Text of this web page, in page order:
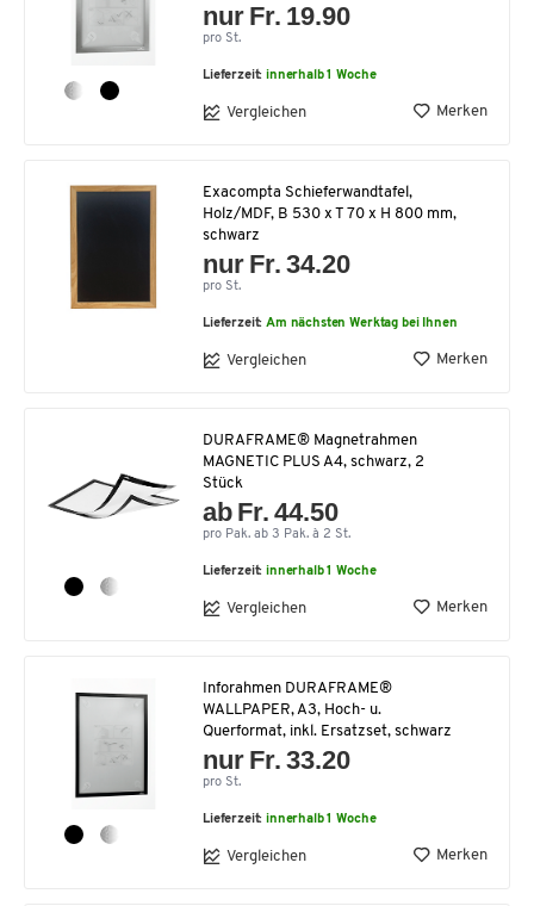
nur Fr. 19.90
pro St.
Lieferzeit:innerhalb 1 Woche
Vergleichen Merken
Exacompta Schieferwandtafel,
Holz/MDF, B 530 x T 70 x H 800 mm,
schwarz
nur Fr. 34.20
pro St.
Lieferzeit:Am nächsten Werktag bei Ihnen
Vergleichen Merken
DURAFRAME® Magnetrahmen
MAGNETIC PLUS A4, schwarz, 2
Stück
ab Fr. 44.50
pro Pak. ab 3 Pak. à 2 St.
Lieferzeit:innerhalb 1 Woche
Vergleichen Merken
Inforahmen DURAFRAME®
WALLPAPER, A3, Hoch- u.
Querformat, inkl. Ersatzset, schwarz
nur Fr. 33.20
pro St.
Lieferzeit:innerhalb 1 Woche
Vergleichen Merken